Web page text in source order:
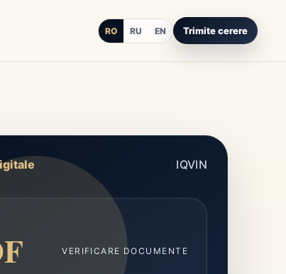
RO RU EN Trimite cerere
IQVIN
VERIFICARE DOCUMENTE